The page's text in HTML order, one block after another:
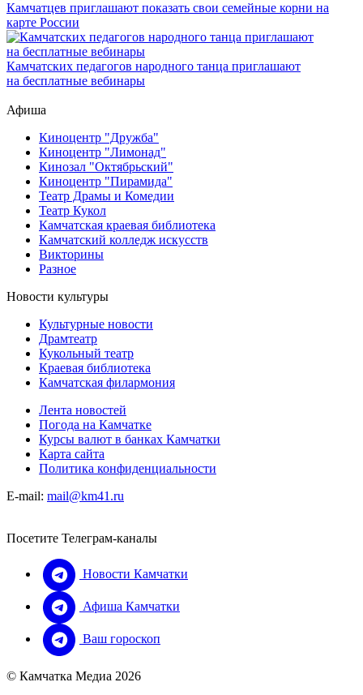
Камчатцев приглашают показать свои семейные корни на
карте России
Камчатских педагогов народного танца приглашают
на бесплатные вебинары
Афиша
Киноцентр "Дружба"
Киноцентр "Лимонад"
Кинозал "Октябрьский"
Киноцентр "Пирамида"
Театр Драмы и Комедии
Театр Кукол
Камчатская краевая библиотека
Камчатский колледж искусств
Викторины
Разное
Новости культуры
Культурные новости
Драмтеатр
Кукольный театр
Краевая библиотека
Камчатская филармония
Лента новостей
Погода на Камчатке
Курсы валют в банках Камчатки
Карта сайта
Политика конфиденциальности
E-mail: mail@km41.ru
Посетите Телеграм-каналы
Новости Камчатки
Афиша Камчатки
Ваш гороскоп
© Камчатка Медиа 2026